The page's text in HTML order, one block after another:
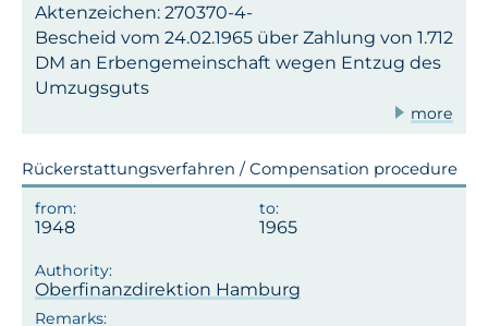
Aktenzeichen: 270370-4-
Bescheid vom 24.02.1965 über Zahlung von 1.712
DM an Erbengemeinschaft wegen Entzug des
Umzugsguts
more
Rückerstattungsverfahren / Compensation procedure
1948 1965
Oberfinanzdirektion Hamburg